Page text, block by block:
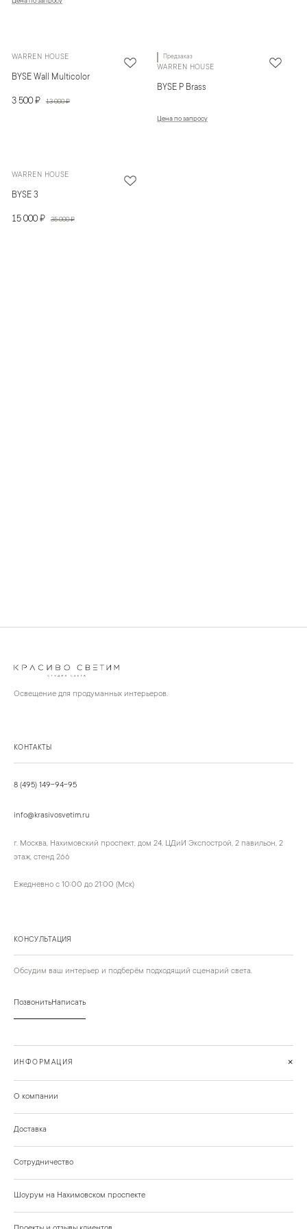
WARREN HOUSE
BYSE Wall Multicolor
3 500 ₽ 13 000 ₽
Предзаказ
WARREN HOUSE
BYSE P Brass
Цена по запросу
WARREN HOUSE
BYSE 3
15 000 ₽ 35 000 ₽
Освещение для продуманных интерьеров.
КОНТАКТЫ
8 (495) 149-94-95
info@krasivosvetim.ru
г. Москва, Нахимовский проспект, дом 24, ЦДиИ Экспострой, 2 павильон, 2
этаж, стенд 266
Ежедневно с 10:00 до 21:00 (Мск)
КОНСУЛЬТАЦИЯ
Обсудим ваш интерьер и подберём подходящий сценарий света.
ПозвонитьНаписать
ИНФОРМАЦИЯ +
О компании
Доставка
Сотрудничество
Шоурум на Нахимовском проспекте